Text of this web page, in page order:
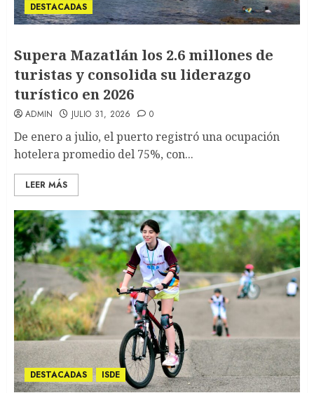
DESTACADAS
Supera Mazatlán los 2.6 millones de
turistas y consolida su liderazgo
turístico en 2026
ADMIN JULIO 31, 2026 0
De enero a julio, el puerto registró una ocupación
hotelera promedio del 75%, con...
LEER MÁS
DESTACADAS ISDE